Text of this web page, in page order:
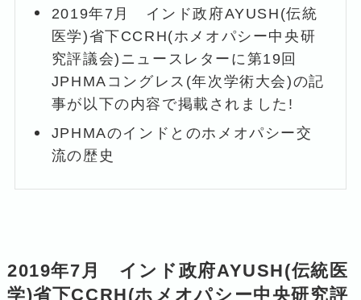
2019年7月 インド政府AYUSH(伝統
医学)省下CCRH(ホメオパシー中央研
究評議会)ニュースレターに第19回
JPHMAコングレス(年次学術大会)の記
事が以下の内容で掲載されました!
JPHMAのインドとのホメオパシー交
流の歴史
2019年7月 インド政府AYUSH(伝統医
学)省下CCRH(ホメオパシー中央研究評